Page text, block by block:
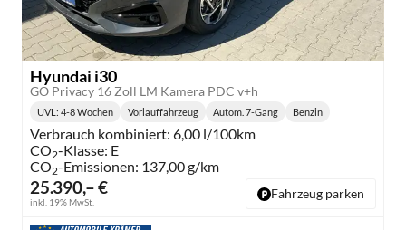
Hyundai i30
GO Privacy 16 Zoll LM Kamera PDC v+h
25.390,– €
inkl. 19% MwSt.
UVL : 4-8 Wochen Vorlauffahrzeug
Getriebe:
Autom. 7-Gang Benzin
Verbrauch kombiniert: 6,00 l/100km
CO2-Klasse: E
CO2-Emissionen: 137,00 g/km
Fahrzeug parken